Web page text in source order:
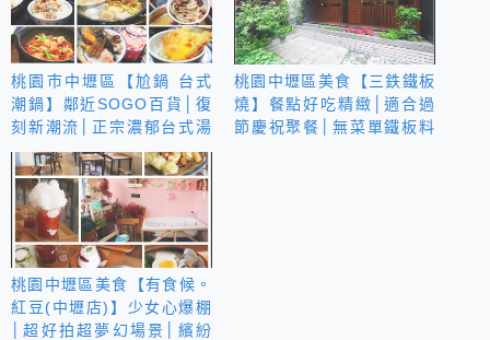
桃園市中壢區【尬鍋 台式
潮鍋】鄰近SOGO百貨│復
刻新潮流│正宗濃郁台式湯
頭│蔬菜自助吧&飲品霜淇
淋無限
桃園中壢區美食【三鉄鐵板
燒】餐點好吃精緻│適合過
節慶祝聚餐│無菜單鐵板料
桃園中壢區美食【有食候。
紅豆(中壢店)】少女心爆棚
│超好拍超夢幻場景│繽紛